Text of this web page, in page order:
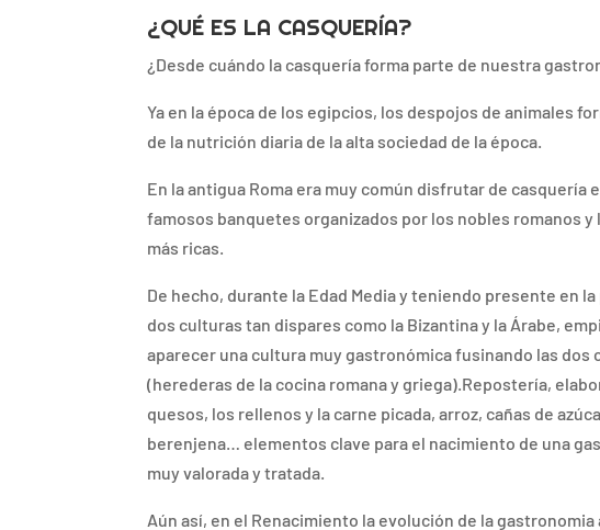
¿QUÉ ES LA CASQUERÍA?
¿Desde cuándo la casquería forma parte de nuestra
Ya en la época de los egipcios, los despojos de animales
de la nutrición diaria de la alta sociedad de la época.
En la antigua Roma era muy común disfrutar de casquería
famosos banquetes organizados por los nobles romanos y
más ricas.
De hecho, durante la Edad Media y teniendo presente en
dos culturas tan dispares como la Bizantina y la Árabe,
aparecer una cultura muy gastronómica fusinando las dos
(herederas de la cocina romana y griega).Repostería,
quesos, los rellenos y la carne picada, arroz, cañas de
berenjena… elementos clave para el nacimiento de una
muy valorada y tratada.
Aún así, en el Renacimiento la evolución de la gastronomia